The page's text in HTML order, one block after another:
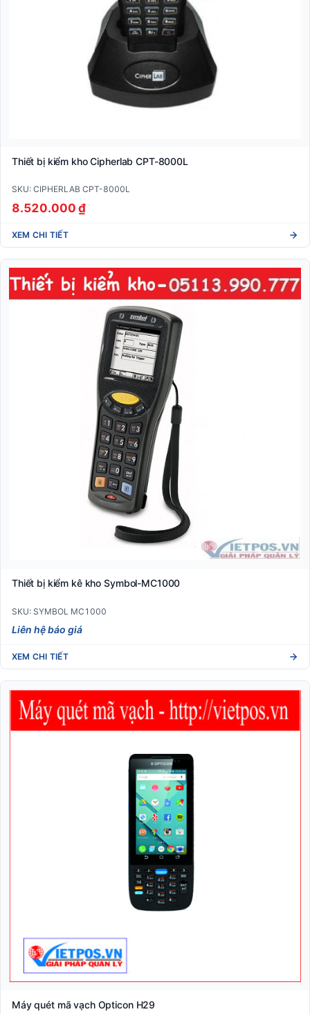
Thiết bị kiểm kho Cipherlab CPT-8000L
SKU: CIPHERLAB CPT-8000L
8.520.000 ₫
XEM CHI TIẾT
Thiết bị kiểm kê kho Symbol-MC1000
SKU: SYMBOL MC1000
Liên hệ báo giá
XEM CHI TIẾT
Máy quét mã vạch Opticon H29